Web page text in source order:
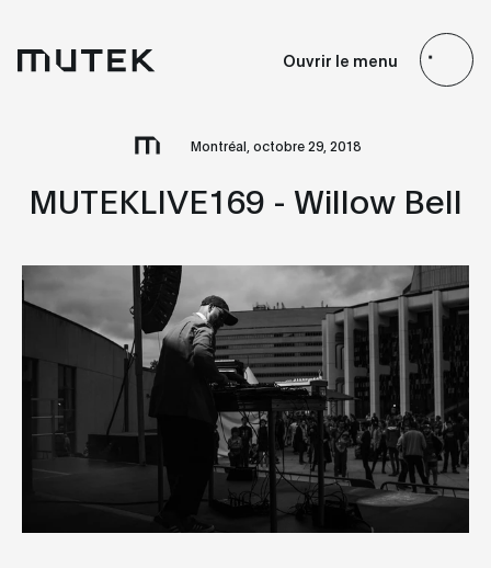
Search
Ouvrir le menu
Montréal, octobre 29, 2018
MUTEKLIVE169 - Willow Bell